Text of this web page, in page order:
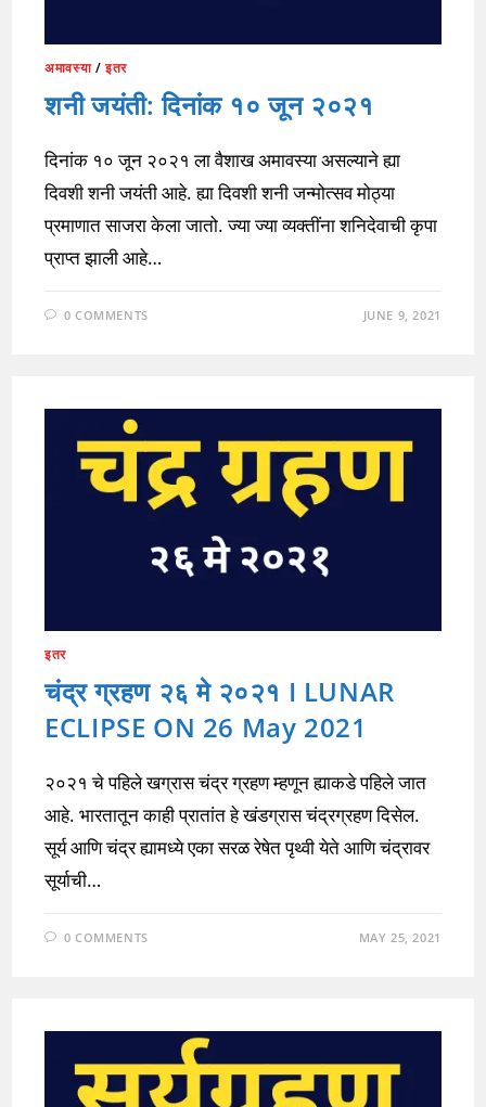
अमावस्या/इतर
शनी जयंती: दिनांक १० जून २०२१
दिनांक १० जून २०२१ ला वैशाख अमावस्या असल्याने ह्या
दिवशी शनी जयंती आहे. ह्या दिवशी शनी जन्मोत्सव मोठ्या
प्रमाणात साजरा केला जातो. ज्या ज्या व्यक्तींना शनिदेवाची कृपा
प्राप्त झाली आहे…
0 COMMENTS JUNE 9, 2021
इतर
चंद्र ग्रहण २६ मे २०२१ I LUNAR
ECLIPSE ON 26 May 2021
२०२१ चे पहिले खग्रास चंद्र ग्रहण म्हणून ह्याकडे पहिले जात
आहे. भारतातून काही प्रातांत हे खंडग्रास चंद्रग्रहण दिसेल.
सूर्य आणि चंद्र ह्यामध्ये एका सरळ रेषेत पृथ्वी येते आणि चंद्रावर
सूर्याची…
0 COMMENTS MAY 25, 2021